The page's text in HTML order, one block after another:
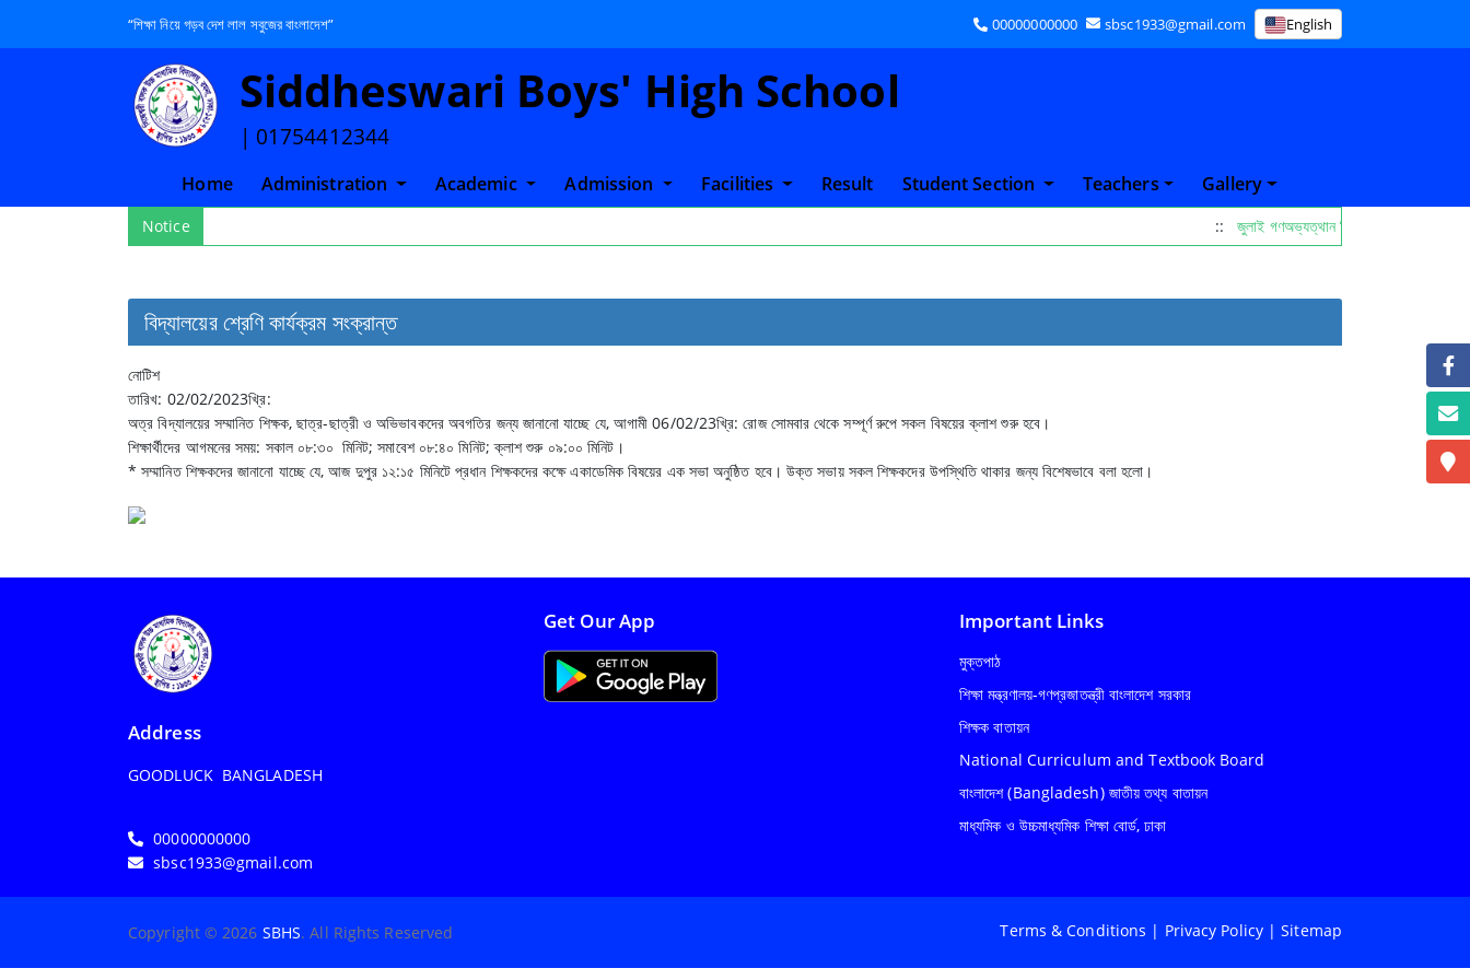
“শিক্ষা নিয়ে গড়ব দেশ লাল সবুজের বাংলাদেশ” 00000000000 sbsc1933@gmail.com English
Siddheswari Boys' High School
| 01754412344
Home(current)
Administration Academic Admission Facilities Result Student Section Teachers Gallery
Notice :: জুলাই গণঅভ্যত্থান দিবস পালনের নোটিস 26
বিদ্যালয়ের শ্রেণি কার্যক্রম সংক্রান্ত
নোটিশ
তারিখ: 02/02/2023খ্রি:
অত্র বিদ্যালয়ের সম্মানিত শিক্ষক, ছাত্র-ছাত্রী ও অভিভাবকদের অবগতির জন্য জানানো যাচ্ছে যে, আগামী 06/02/23খ্রি: রোজ সোমবার থেকে সম্পূর্ণ রুপে সকল বিষয়ের ক্লাশ শুরু হবে।
শিক্ষার্থীদের আগমনের সময়: সকাল ০৮:৩০ মিনিট; সমাবেশ ০৮:৪০ মিনিট; ক্লাশ শুরু ০৯:০০ মিনিট।
* সম্মানিত শিক্ষকদের জানানো যাচ্ছে যে, আজ দুপুর ১২:১৫ মিনিটে প্রধান শিক্ষকদের কক্ষে একাডেমিক বিষয়ের এক সভা অনুষ্ঠিত হবে। উক্ত সভায় সকল শিক্ষকদের উপস্থিতি থাকার জন্য বিশেষভাবে বলা হলো।
Address
GOODLUCK BANGLADESH
00000000000
sbsc1933@gmail.com
Get Our App Important Links
মুক্তপাঠ
শিক্ষা মন্ত্রণালয়-গণপ্রজাতন্ত্রী বাংলাদেশ সরকার
শিক্ষক বাতায়ন
National Curriculum and Textbook Board
বাংলাদেশ (Bangladesh) জাতীয় তথ্য বাতায়ন
মাধ্যমিক ও উচ্চমাধ্যমিক শিক্ষা বোর্ড, ঢাকা
Copyright © 2026 SBHS. All Rights Reserved Terms & Conditions | Privacy Policy | Sitemap